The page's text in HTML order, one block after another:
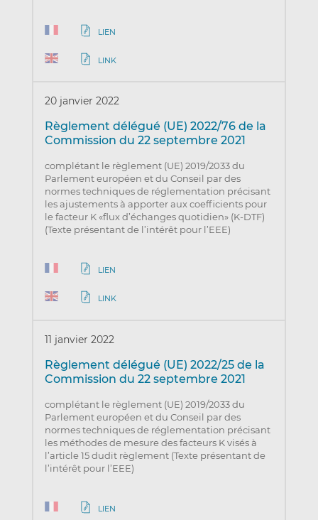
LIEN
LINK
20 janvier 2022
Règlement délégué (UE) 2022/76 de la
Commission du 22 septembre 2021
complétant le règlement (UE) 2019/2033 du
Parlement européen et du Conseil par des
normes techniques de réglementation précisant
les ajustements à apporter aux coefficients pour
le facteur K «flux d’échanges quotidien» (K-DTF)
(Texte présentant de l’intérêt pour l’EEE)
LIEN
LINK
11 janvier 2022
Règlement délégué (UE) 2022/25 de la
Commission du 22 septembre 2021
complétant le règlement (UE) 2019/2033 du
Parlement européen et du Conseil par des
normes techniques de réglementation précisant
les méthodes de mesure des facteurs K visés à
l’article 15 dudit règlement (Texte présentant de
l’intérêt pour l’EEE)
LIEN